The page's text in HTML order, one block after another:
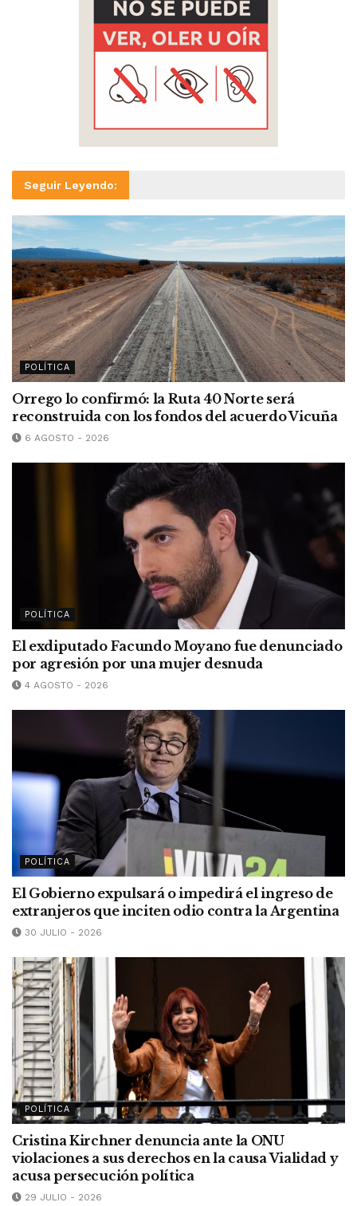
Seguir Leyendo:
POLÍTICA
Orrego lo confirmó: la Ruta 40 Norte será
reconstruida con los fondos del acuerdo Vicuña
6 AGOSTO - 2026
POLÍTICA
El exdiputado Facundo Moyano fue denunciado
por agresión por una mujer desnuda
4 AGOSTO - 2026
POLÍTICA
El Gobierno expulsará o impedirá el ingreso de
extranjeros que inciten odio contra la Argentina
30 JULIO - 2026
POLÍTICA
Cristina Kirchner denuncia ante la ONU
violaciones a sus derechos en la causa Vialidad y
acusa persecución política
29 JULIO - 2026